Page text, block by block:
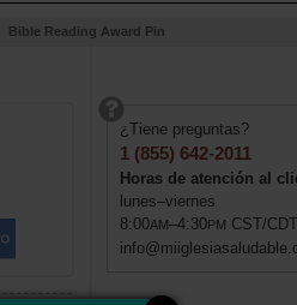
Bible Reading Award Pin
¿Tiene preguntas?
1 (855) 642-2011
Horas de atención al
lunes–viernes
8:00AM–4:30PM CST/CDT